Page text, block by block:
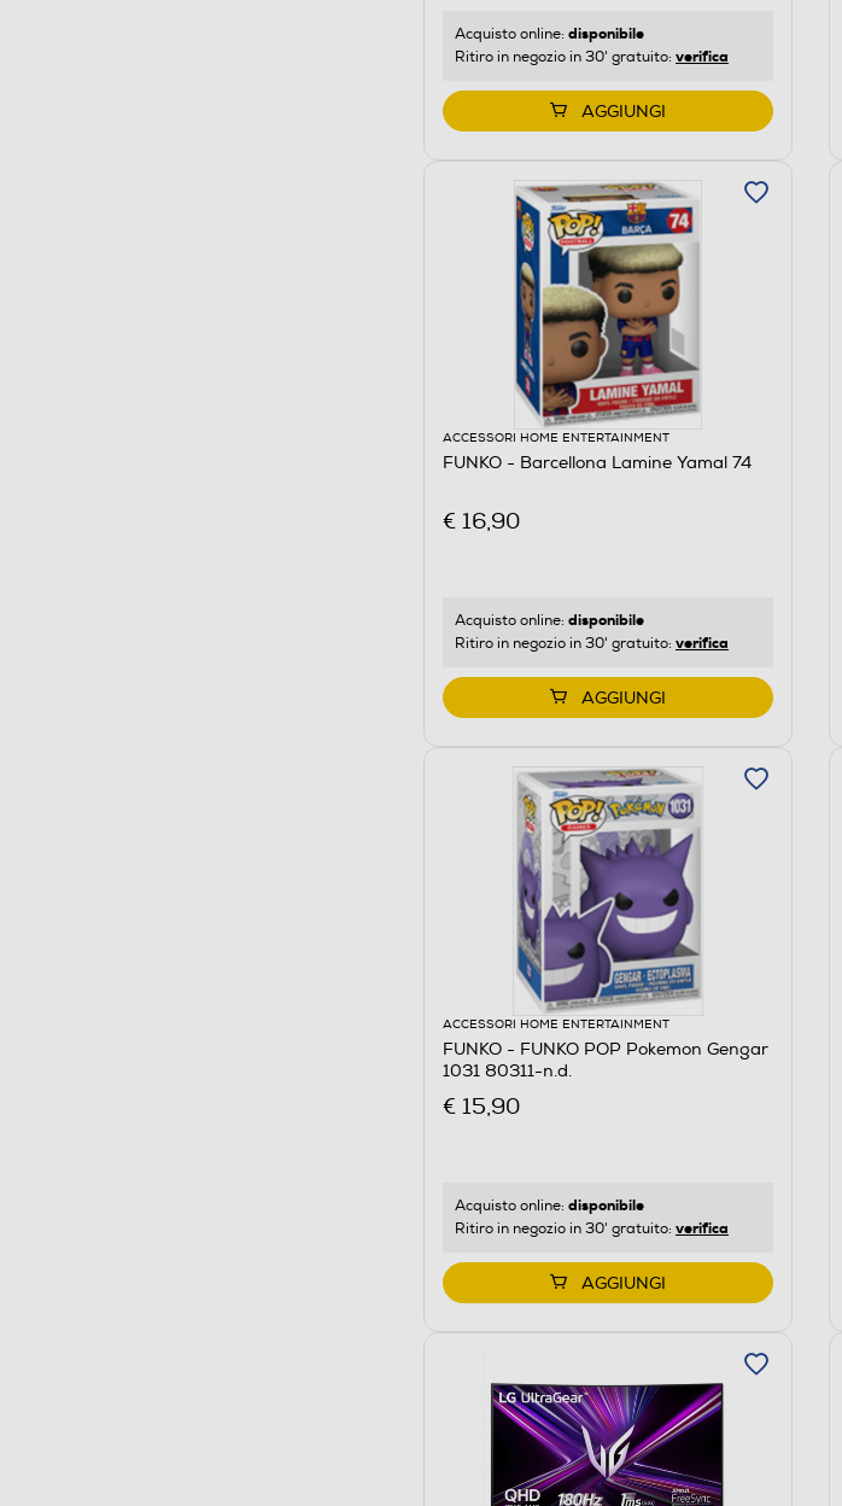
Acquisto online: disponibile
Ritiro in negozio in 30' gratuito: verifica
AGGIUNGI
ACCESSORI HOME ENTERTAINMENT
FUNKO - Barcellona Lamine Yamal 74
€ 16,90
Acquisto online: disponibile
Ritiro in negozio in 30' gratuito: verifica
AGGIUNGI
ACCESSORI HOME ENTERTAINMENT
FUNKO - FUNKO POP Pokemon Gengar
1031 80311-n.d.
€ 15,90
Acquisto online: disponibile
Ritiro in negozio in 30' gratuito: verifica
AGGIUNGI